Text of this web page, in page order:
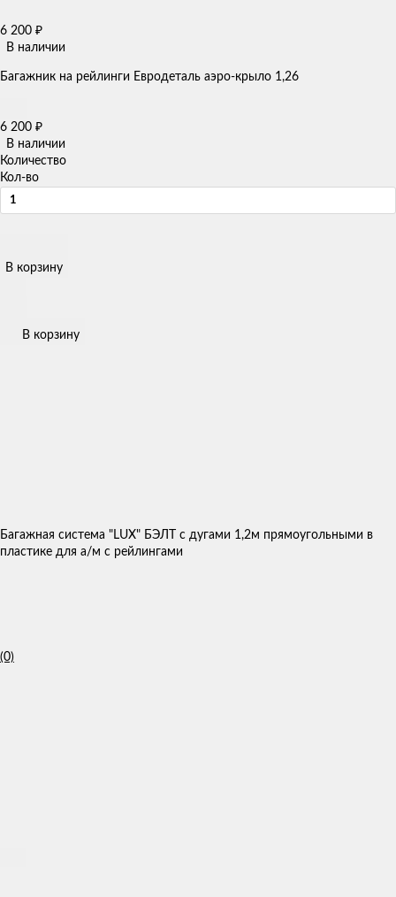
6 200 ₽
В наличии
Багажник на рейлинги Евродеталь аэро-крыло 1,26
6 200 ₽
В наличии
Количество
Кол-во
В корзину
В корзину
Багажная система "LUX" БЭЛТ с дугами 1,2м прямоугольными в
пластике для а/м с рейлингами
(0)